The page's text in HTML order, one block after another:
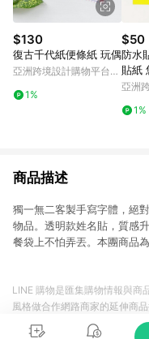
$130
復古千代紙便條紙 玩偶
亞洲跨境設計購物平台
1%
$50
防水貼紙 黑
貼紙
亞洲
1%
商品描述
獨一無二客製手寫字體，絕
物品。透明款姓名貼，質感
餐袋上不怕弄丟。本團商品
LINE 購物是匯集購物情報與商
風格做合作網路商家的延伸商
商品至各合作網路商家，確認